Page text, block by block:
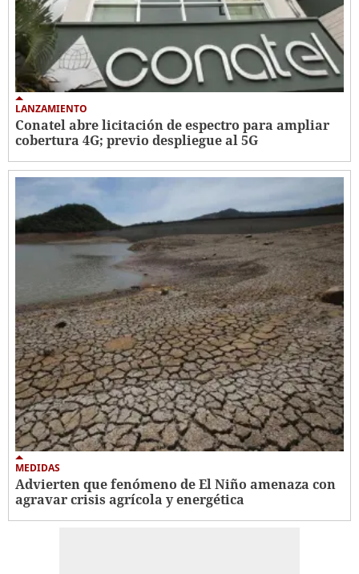
LANZAMIENTO
Conatel abre licitación de espectro para ampliar
cobertura 4G; previo despliegue al 5G
MEDIDAS
Advierten que fenómeno de El Niño amenaza con
agravar crisis agrícola y energética